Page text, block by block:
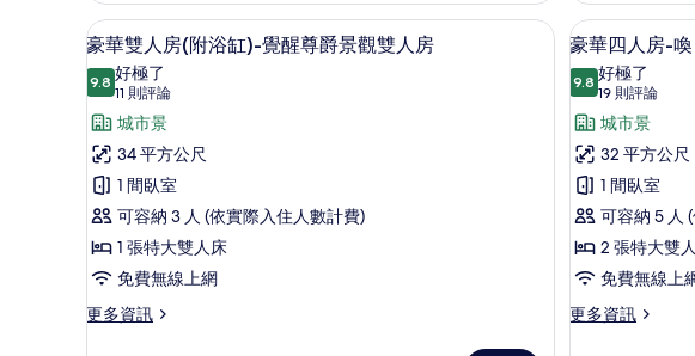
所
有
相
片
房
的
情
精
緻
單
人
或
雙
人
房
的
所
人
或
人
光
影
精
緻
單
或
雙
房
顯
示
豪
華
雙
人
房
(附
浴
缸)-
豪華雙人房(附浴缸)-覺醒尊爵景觀雙人房 | 客房景觀
14
豪華雙人房(附浴缸)-覺醒尊爵景觀雙人房
9.89.8 分，滿分 10 分
好極了
11 則評論
(11
則
評
論)
城市景
34 平方公尺
1 間臥室
可容納 3 人 (依實際入住人數計費)
1 張特大雙人床
免費無線上網
更多資訊
更
顯
示
豪
華
四
人
房-
喚
日
經
10
豪華四人房-
9.89.8 分，滿分 10 分
好極了
19 則評論
(19
則
評
論)
城市景
32 平方公尺
1 間臥室
可容納 5 人
2 張特大雙
免費無線上
更多資訊
更